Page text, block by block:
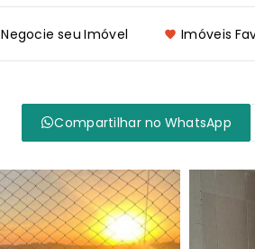
Negocie seu Imóvel Imóveis
Compartilhar no WhatsApp